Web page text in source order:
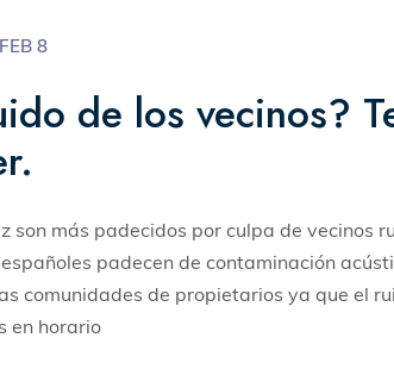
FEB 8
de los vecinos?
son más padecidos por culpa de vecinos
padecen de contaminación
comunidades de propietarios ya que el
en horario